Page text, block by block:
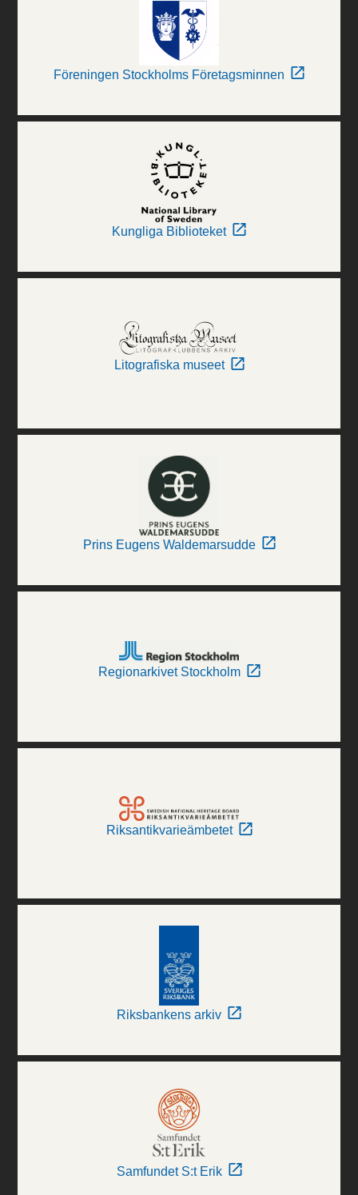
Föreningen Stockholms Företagsminnen
Kungliga Biblioteket
Litografiska museet
Prins Eugens Waldemarsudde
Regionarkivet Stockholm
Riksantikvarieämbetet
Riksbankens arkiv
Samfundet S:t Erik